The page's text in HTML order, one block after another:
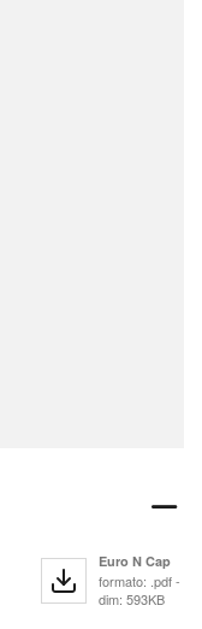
Euro N Cap
formato: .pdf -
dim: 593KB